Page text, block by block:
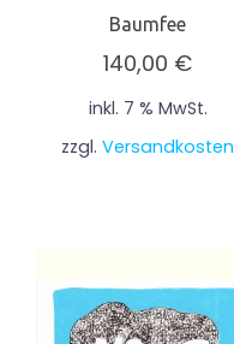
Baumfee
140,00 €
inkl. 7 % MwSt.
zzgl.Versandkosten